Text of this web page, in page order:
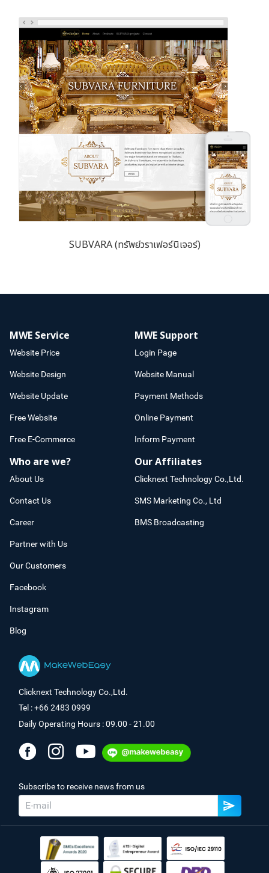
SUBVARA (ทรัพย์วราเฟอร์นิเจอร์)
MWE Service
Website Price
Website Design
Website Update
Free Website
Free E-Commerce
MWE Support
Login Page
Website Manual
Payment Methods
Online Payment
Inform Payment
Who are we?
About Us
Contact Us
Career
Partner with Us
Our Customers
Facebook
Instagram
Blog
Our Affiliates
Clicknext Technology Co.,Ltd.
SMS Marketing Co., Ltd
BMS Broadcasting
Clicknext Technology Co.,Ltd.
Tel : +66 2483 0999
Daily Operating Hours : 09.00 - 21.00
Subscribe to receive news from us